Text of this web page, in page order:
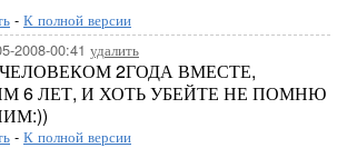
- К полной версии
2008-00:41 удалить
2ГОДА ВМЕСТЕ,
6 ЛЕТ, И ХОТЬ УБЕЙТЕ НЕ ПОМНЮ
- К полной версии